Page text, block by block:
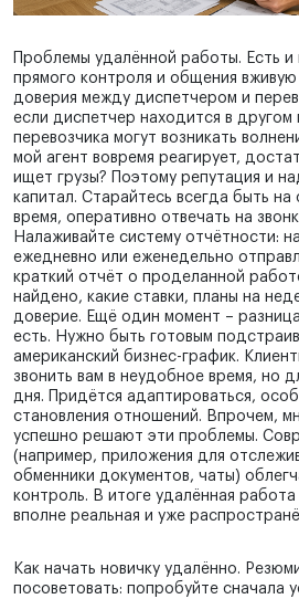
Проблемы удалённой работы. Есть и
прямого контроля и общения
доверия между диспетчером и
если диспетчер находится в другом
перевозчика могут возникать
мой агент вовремя реагирует,
ищет грузы? Поэтому репутация и
капитал. Старайтесь всегда быть на
время, оперативно отвечать на
Налаживайте систему отчётности:
ежедневно или еженедельно
краткий отчёт о проделанной
найдено, какие ставки, планы на
доверие. Ещё один момент –
есть. Нужно быть готовым
американский бизнес-график.
звонить вам в неудобное время, но
дня. Придётся адаптироваться,
становления отношений. Впрочем,
успешно решают эти проблемы.
(например, приложения для
обменники документов, чаты)
контроль. В итоге удалённая
вполне реальная и уже
Как начать новичку удалённо.
посоветовать: попробуйте сначала